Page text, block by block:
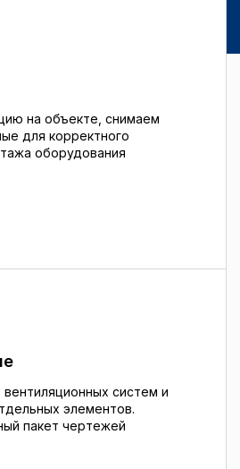
на объекте, снимаем
для корректного
оборудования
систем и
элементов.
пакет чертежей